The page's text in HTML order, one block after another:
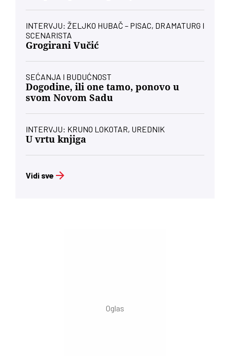
INTERVJU: ŽELJKO HUBAČ – PISAC, DRAMATURG I
SCENARISTA
Grogirani Vučić
SEĆANJA I BUDUĆNOST
Dogodine, ili one tamo, ponovo u
svom Novom Sadu
INTERVJU: KRUNO LOKOTAR, UREDNIK
U vrtu knjiga
Vidi sve